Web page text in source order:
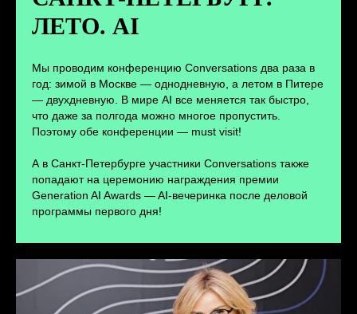
ЛЕТО. AI
Мы проводим конференцию Conversations два раза в
год: зимой в Москве — однодневную, а летом в Питере
— двухдневную. В мире AI все меняется так быстро,
что даже за полгода можно многое пропустить.
Поэтому обе конференции — must visit!
А в Санкт-Петербурге участники Conversations также
попадают на церемонию награждения премии
Generation AI Awards — AI-вечеринка после деловой
программы первого дня!